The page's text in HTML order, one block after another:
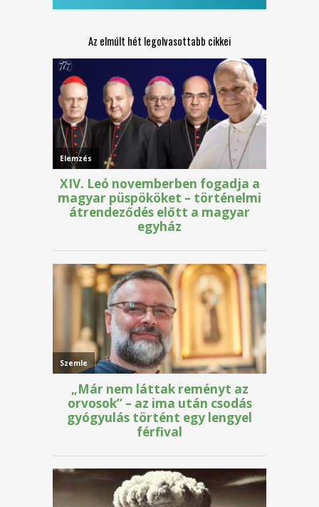
Az elmúlt hét legolvasottabb cikkei